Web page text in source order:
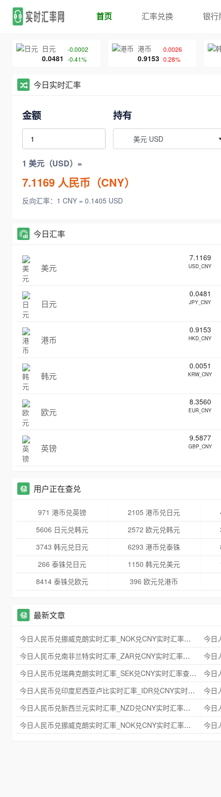
首页 汇率兑换 银行
日元
0.0481
-0.0002
-0.41%
港币
0.9153
0.0026
0.28%
今日实时汇率
金额 持有
美元 USD
1 美元（USD）=
7.1169 人民币（CNY）
反向汇率：1 CNY = 0.1405 USD
今日汇率
美元
7.1169
USD_CNY
日元
0.0481
JPY_CNY
港币
0.9153
HKD_CNY
韩元
0.0051
KRW_CNY
欧元
8.3560
EUR_CNY
英镑
9.5877
GBP_CNY
用户正在查兑
971 港币兑英镑 2105 港币兑日元
5606 日元兑韩元
2572 欧元兑韩元
3743 韩元兑日元
6293 港币兑泰铢
266 泰铢兑日元
1150 韩元兑美元
8414 泰铢兑欧元
396 欧元兑港币
最新文章
今日人民币兑挪威克朗实时汇率_NOK兑CNY实时汇率查询 2025年09月21日
今日人民币兑南非兰特实时汇率_ZAR兑CNY实时汇率查询 2025年09月21日
今日人民币兑瑞典克朗实时汇率_SEK兑CNY实时汇率查询 2025年09月21日
今日人民币兑印度尼西亚卢比实时汇率_IDR兑CNY实时汇率查询 2025年09月21日
今日人民币兑新西兰元实时汇率_NZD兑CNY实时汇率查询 2025年09月21日
今日人民币兑挪威克朗实时汇率_NOK兑CNY实时汇率查询 2025年09月21日